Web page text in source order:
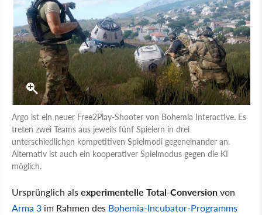
Argo ist ein neuer Free2Play-Shooter von Bohemia Interactive. Es
treten zwei Teams aus jeweils fünf Spielern in drei
unterschiedlichen kompetitiven Spielmodi gegeneinander an.
Alternativ ist auch ein kooperativer Spielmodus gegen die KI
möglich.
Ursprünglich alsexperimentelle Total-Conversionvon
Arma 3 im Rahmen des Bohemia-Incubator-Programms